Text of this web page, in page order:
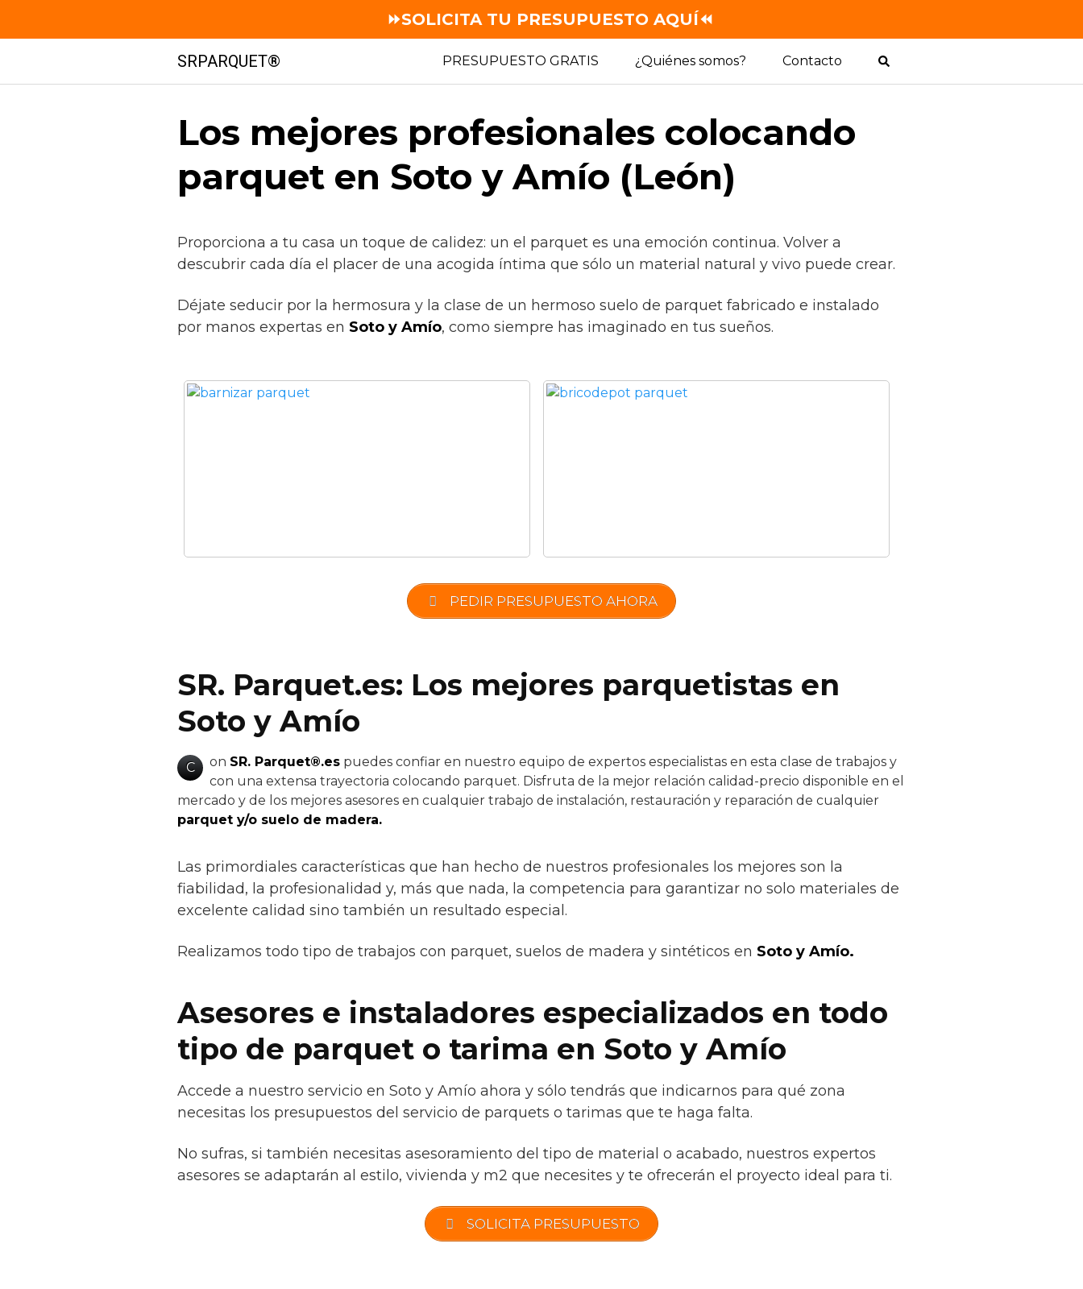
contenido
SRPARQUET® PRESUPUESTO GRATIS ¿Quiénes somos? Contacto
Los mejores profesionales colocando
parquet en Soto y Amío (León)
Proporciona a tu casa un toque de calidez: un el parquet es una emoción continua. Volver a
descubrir cada día el placer de una acogida íntima que sólo un material natural y vivo puede crear.
Déjate seducir por la hermosura y la clase de un hermoso suelo de parquet fabricado e instalado
por manos expertas en Soto y Amío, como siempre has imaginado en tus sueños.
PEDIR PRESUPUESTO AHORA
SR. Parquet.es: Los mejores parquetistas en
Soto y Amío
C on SR. Parquet®.es puedes confiar en nuestro equipo de expertos especialistas en esta clase de trabajos y
con una extensa trayectoria colocando parquet. Disfruta de la mejor relación calidad-precio disponible en el
mercado y de los mejores asesores en cualquier trabajo de instalación, restauración y reparación de cualquier
parquet y/o suelo de madera.
Las primordiales características que han hecho de nuestros profesionales los mejores son la
fiabilidad, la profesionalidad y, más que nada, la competencia para garantizar no solo materiales de
excelente calidad sino también un resultado especial.
Realizamos todo tipo de trabajos con parquet, suelos de madera y sintéticos en Soto y Amío.
Asesores e instaladores especializados en todo
tipo de parquet o tarima en Soto y Amío
Accede a nuestro servicio en Soto y Amío ahora y sólo tendrás que indicarnos para qué zona
necesitas los presupuestos del servicio de parquets o tarimas que te haga falta.
No sufras, si también necesitas asesoramiento del tipo de material o acabado, nuestros expertos
asesores se adaptarán al estilo, vivienda y m2 que necesites y te ofrecerán el proyecto ideal para ti.
SOLICITA PRESUPUESTO
⏩SOLICITA TU PRESUPUESTO AQUÍ⏪